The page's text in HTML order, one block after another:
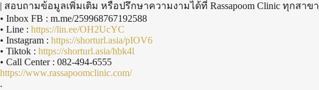
| สอบถามข้อมูลเพิ่มเติม หรือปรึกษาความงามได้ที่ Rassapoom Clinic ทุกสาขา
• Inbox FB : m.me/259968767192588
• Line : https://lin.ee/OH2UcYC
• Instagram : https://shorturl.asia/pIOV6
• Tiktok : https://shorturl.asia/hbk4l
• Call Center : 082-494-6555
https://www.rassapoomclinic.com/
.